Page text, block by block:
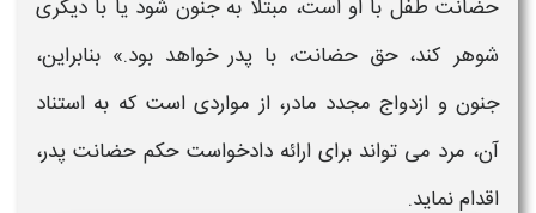
حضانت طفل با او است، مبتلا به جنون شود یا با دیگری
شوهر کند، حق حضانت، با پدر خواهد بود.» بنابراین،
جنون و ازدواج مجدد مادر، از مواردی است که به استناد
آن، مرد می تواند برای ارائه دادخواست حکم حضانت پدر،
اقدام نماید.